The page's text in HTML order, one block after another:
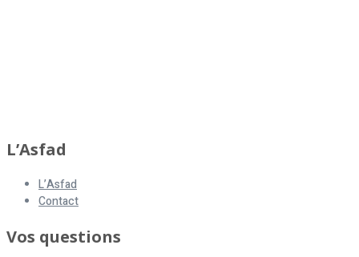
L’Asfad
L’Asfad
Contact
Vos questions